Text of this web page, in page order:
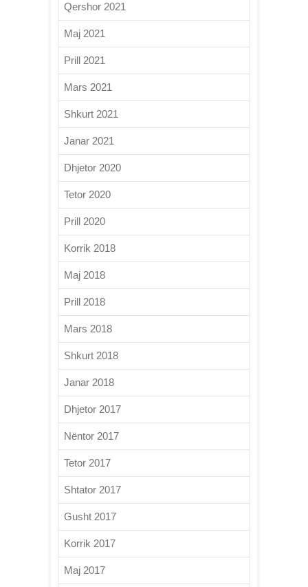
Qershor 2021
Maj 2021
Prill 2021
Mars 2021
Shkurt 2021
Janar 2021
Dhjetor 2020
Tetor 2020
Prill 2020
Korrik 2018
Maj 2018
Prill 2018
Mars 2018
Shkurt 2018
Janar 2018
Dhjetor 2017
Nëntor 2017
Tetor 2017
Shtator 2017
Gusht 2017
Korrik 2017
Maj 2017